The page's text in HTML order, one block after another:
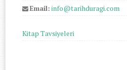
Email: info@tarihduragi.com
Kitap Tavsiyeleri